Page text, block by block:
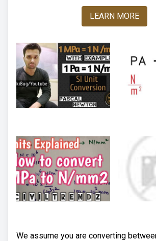
LEARN MORE
We assume you are converting